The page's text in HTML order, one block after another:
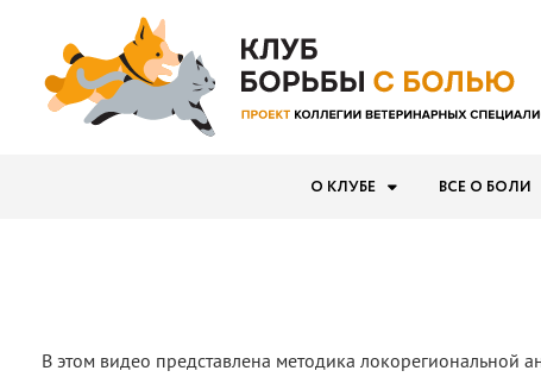
О КЛУБЕ ВСЕ О БОЛИ
В этом видео представлена методика локорегиональной